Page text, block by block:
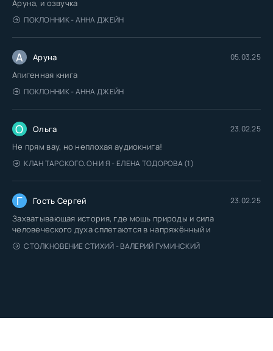
Аруна, и озвучка
ПОКЛОННИК - АННА ДЖЕЙН
А Аруна 05.03.25
Апигенная книга
ПОКЛОННИК - АННА ДЖЕЙН
О Ольга 23.02.25
Не прям вау, но неплохая аудиокнига!
КЛАН ТАРСКОГО. ОН И Я - ЕЛЕНА ТОДОРОВА (1)
Г Гость Сергей 23.02.25
Захватывающая история, где мощь природы и сила
человеческого духа сплетаются в напряжённый и
СТОЛКНОВЕНИЕ СТИХИЙ - ВАЛЕРИЙ ГУМИНСКИЙ